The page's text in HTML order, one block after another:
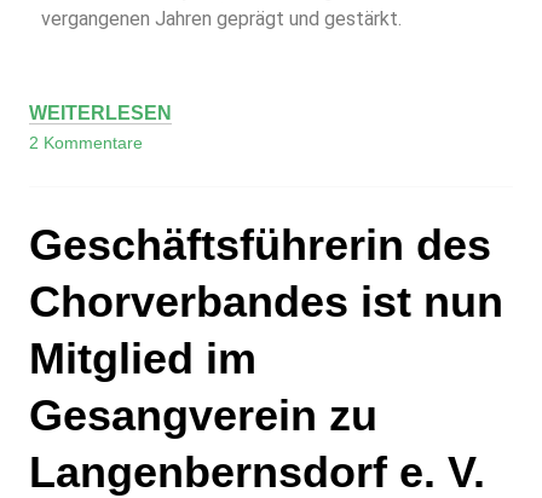
vergangenen Jahren geprägt und gestärkt.
WEITERLESEN
2 Kommentare
Geschäftsführerin des
Chorverbandes ist nun
Mitglied im
Gesangverein zu
Langenbernsdorf e. V.